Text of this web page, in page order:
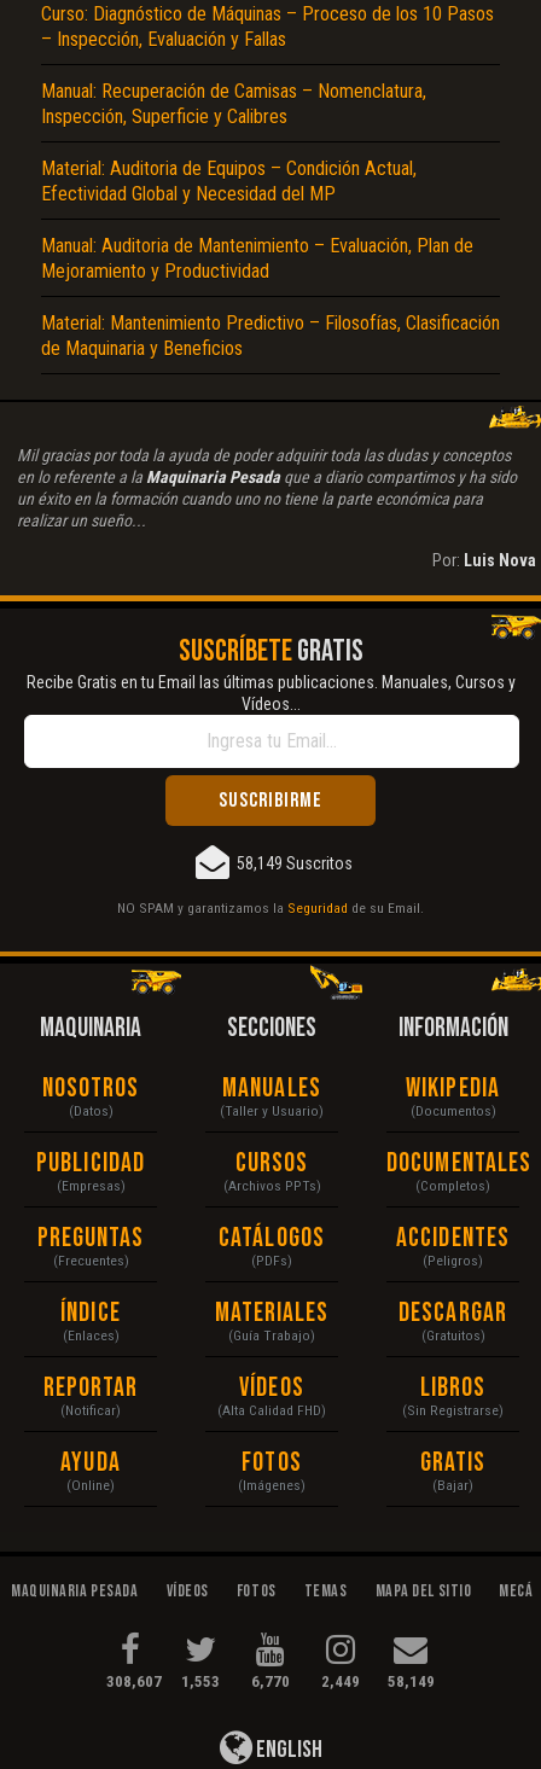
Curso: Diagnóstico de Máquinas – Proceso de los 10 Pasos
– Inspección, Evaluación y Fallas
Manual: Recuperación de Camisas – Nomenclatura,
Inspección, Superficie y Calibres
Material: Auditoria de Equipos – Condición Actual,
Efectividad Global y Necesidad del MP
Manual: Auditoria de Mantenimiento – Evaluación, Plan de
Mejoramiento y Productividad
Material: Mantenimiento Predictivo – Filosofías, Clasificación
de Maquinaria y Beneficios
Mil gracias por toda la ayuda de poder adquirir toda las dudas y conceptos
en lo referente a la Maquinaria Pesadaque a diario compartimos y ha sido
un éxito en la formación cuando uno no tiene la parte económica para
realizar un sueño...
Por: Luis Nova
SUSCRÍBETEGRATIS
Recibe Gratis en tu Email las últimas publicaciones. Manuales, Cursos y
Vídeos...
58,149 Suscritos
NO SPAM y garantizamos la Seguridad de su Email.
MAQUINARIA
Nosotros
(Datos)
Publicidad
(Empresas)
Preguntas
(Frecuentes)
Índice
(Enlaces)
Reportar
(Notificar)
Ayuda
(Online)
SECCIONES
Manuales
(Taller y Usuario)
Cursos
(Archivos PPTs)
Catálogos
(PDFs)
Materiales
(Guía Trabajo)
Vídeos
(Alta Calidad FHD)
Fotos
(Imágenes)
INFORMACIÓN
Wikipedia
(Documentos)
Documentales
(Completos)
Accidentes
(Peligros)
Descargar
(Gratuitos)
Libros
(Sin Registrarse)
Gratis
(Bajar)
Maquinaria Pesada Vídeos Fotos Temas Mapa del Sitio
308,607 1,553 6,770 2,449 58,149
English